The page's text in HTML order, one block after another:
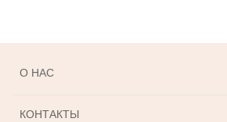
О НАС
КОНТАКТЫ